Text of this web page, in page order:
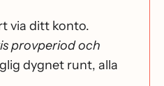
via ditt konto.
provperiod och
dygnet runt, alla